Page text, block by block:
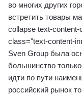
во многих других
встретить товары
collapse text-
class="text-content-
Sven Group была
большинство
идти по пути
российский рынок